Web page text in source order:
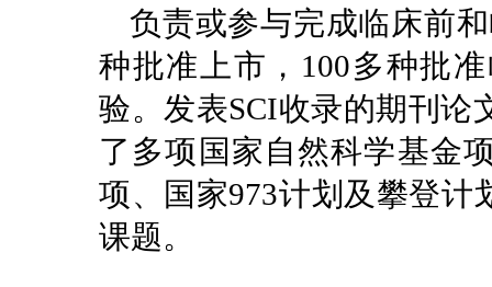
负责或参与完成临床前
种批准上市，100多种批
验。发表SCI收录的期刊论
了多项国家自然科学基金
项、国家973计划及攀登计
课题。